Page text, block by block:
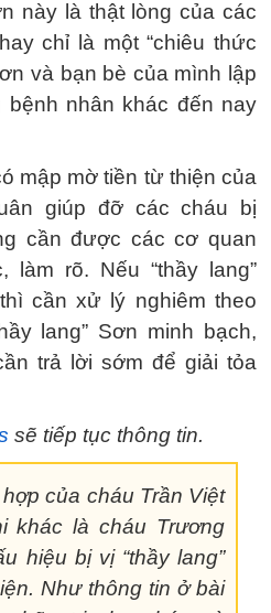
này là thật lòng của các
chỉ là một “chiêu thức
và bạn bè của mình lập
nhân khác đến nay
mập mờ tiền từ thiện của
giúp đỡ các cháu bị
cần được các cơ quan
làm rõ. Nếu “thầy lang”
cần xử lý nghiêm theo
lang” Sơn minh bạch,
trả lời sớm để giải tỏa
sẽ tiếp tục thông tin.
của cháu Trần Việt
khác là cháu Trương
hiệu bị vị “thầy lang”
Như thông tin ở bài